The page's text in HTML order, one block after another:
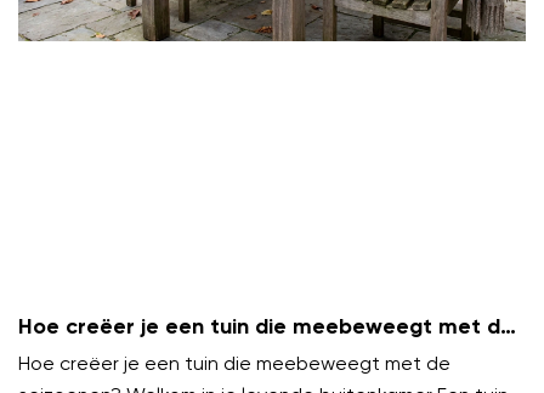
Hoe creëer je een tuin die meebeweegt met de
seizoenen?
Hoe creëer je een tuin die meebeweegt met de